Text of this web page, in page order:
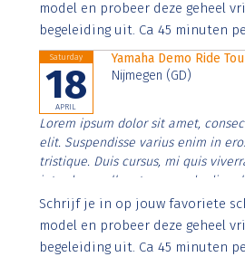
model en probeer deze geheel
begeleiding uit. Ca 45 minuten
Saturday
18
APRIL
Yamaha Demo Ride
Nijmegen (GD)
Lorem ipsum dolor sit amet,
elit. Suspendisse varius enim in
tristique. Duis cursus, mi quis
interdum nulla, ut commodo diam
Aenean faucibus nibh et justo
imperdiet. Nunc ut sem vitae risus
Schrijf je in op jouw favoriete
model en probeer deze geheel
begeleiding uit. Ca 45 minuten